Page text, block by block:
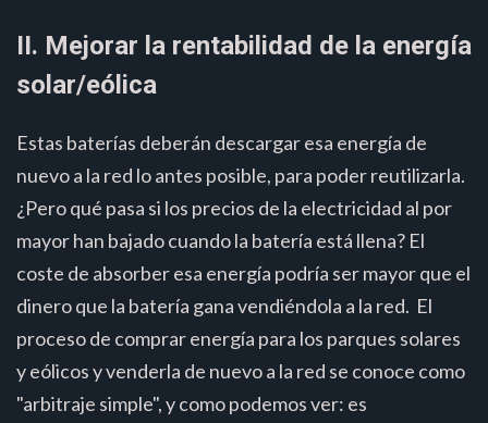
II. Mejorar la rentabilidad de la energía
solar/eólica
Estas baterías deberán descargar esa energía de
nuevo a la red lo antes posible, para poder reutilizarla.
¿Pero qué pasa si los precios de la electricidad al por
mayor han bajado cuando la batería está llena? El
coste de absorber esa energía podría ser mayor que el
dinero que la batería gana vendiéndola a la red. El
proceso de comprar energía para los parques solares
y eólicos y venderla de nuevo a la red se conoce como
"arbitraje simple", y como podemos ver: es